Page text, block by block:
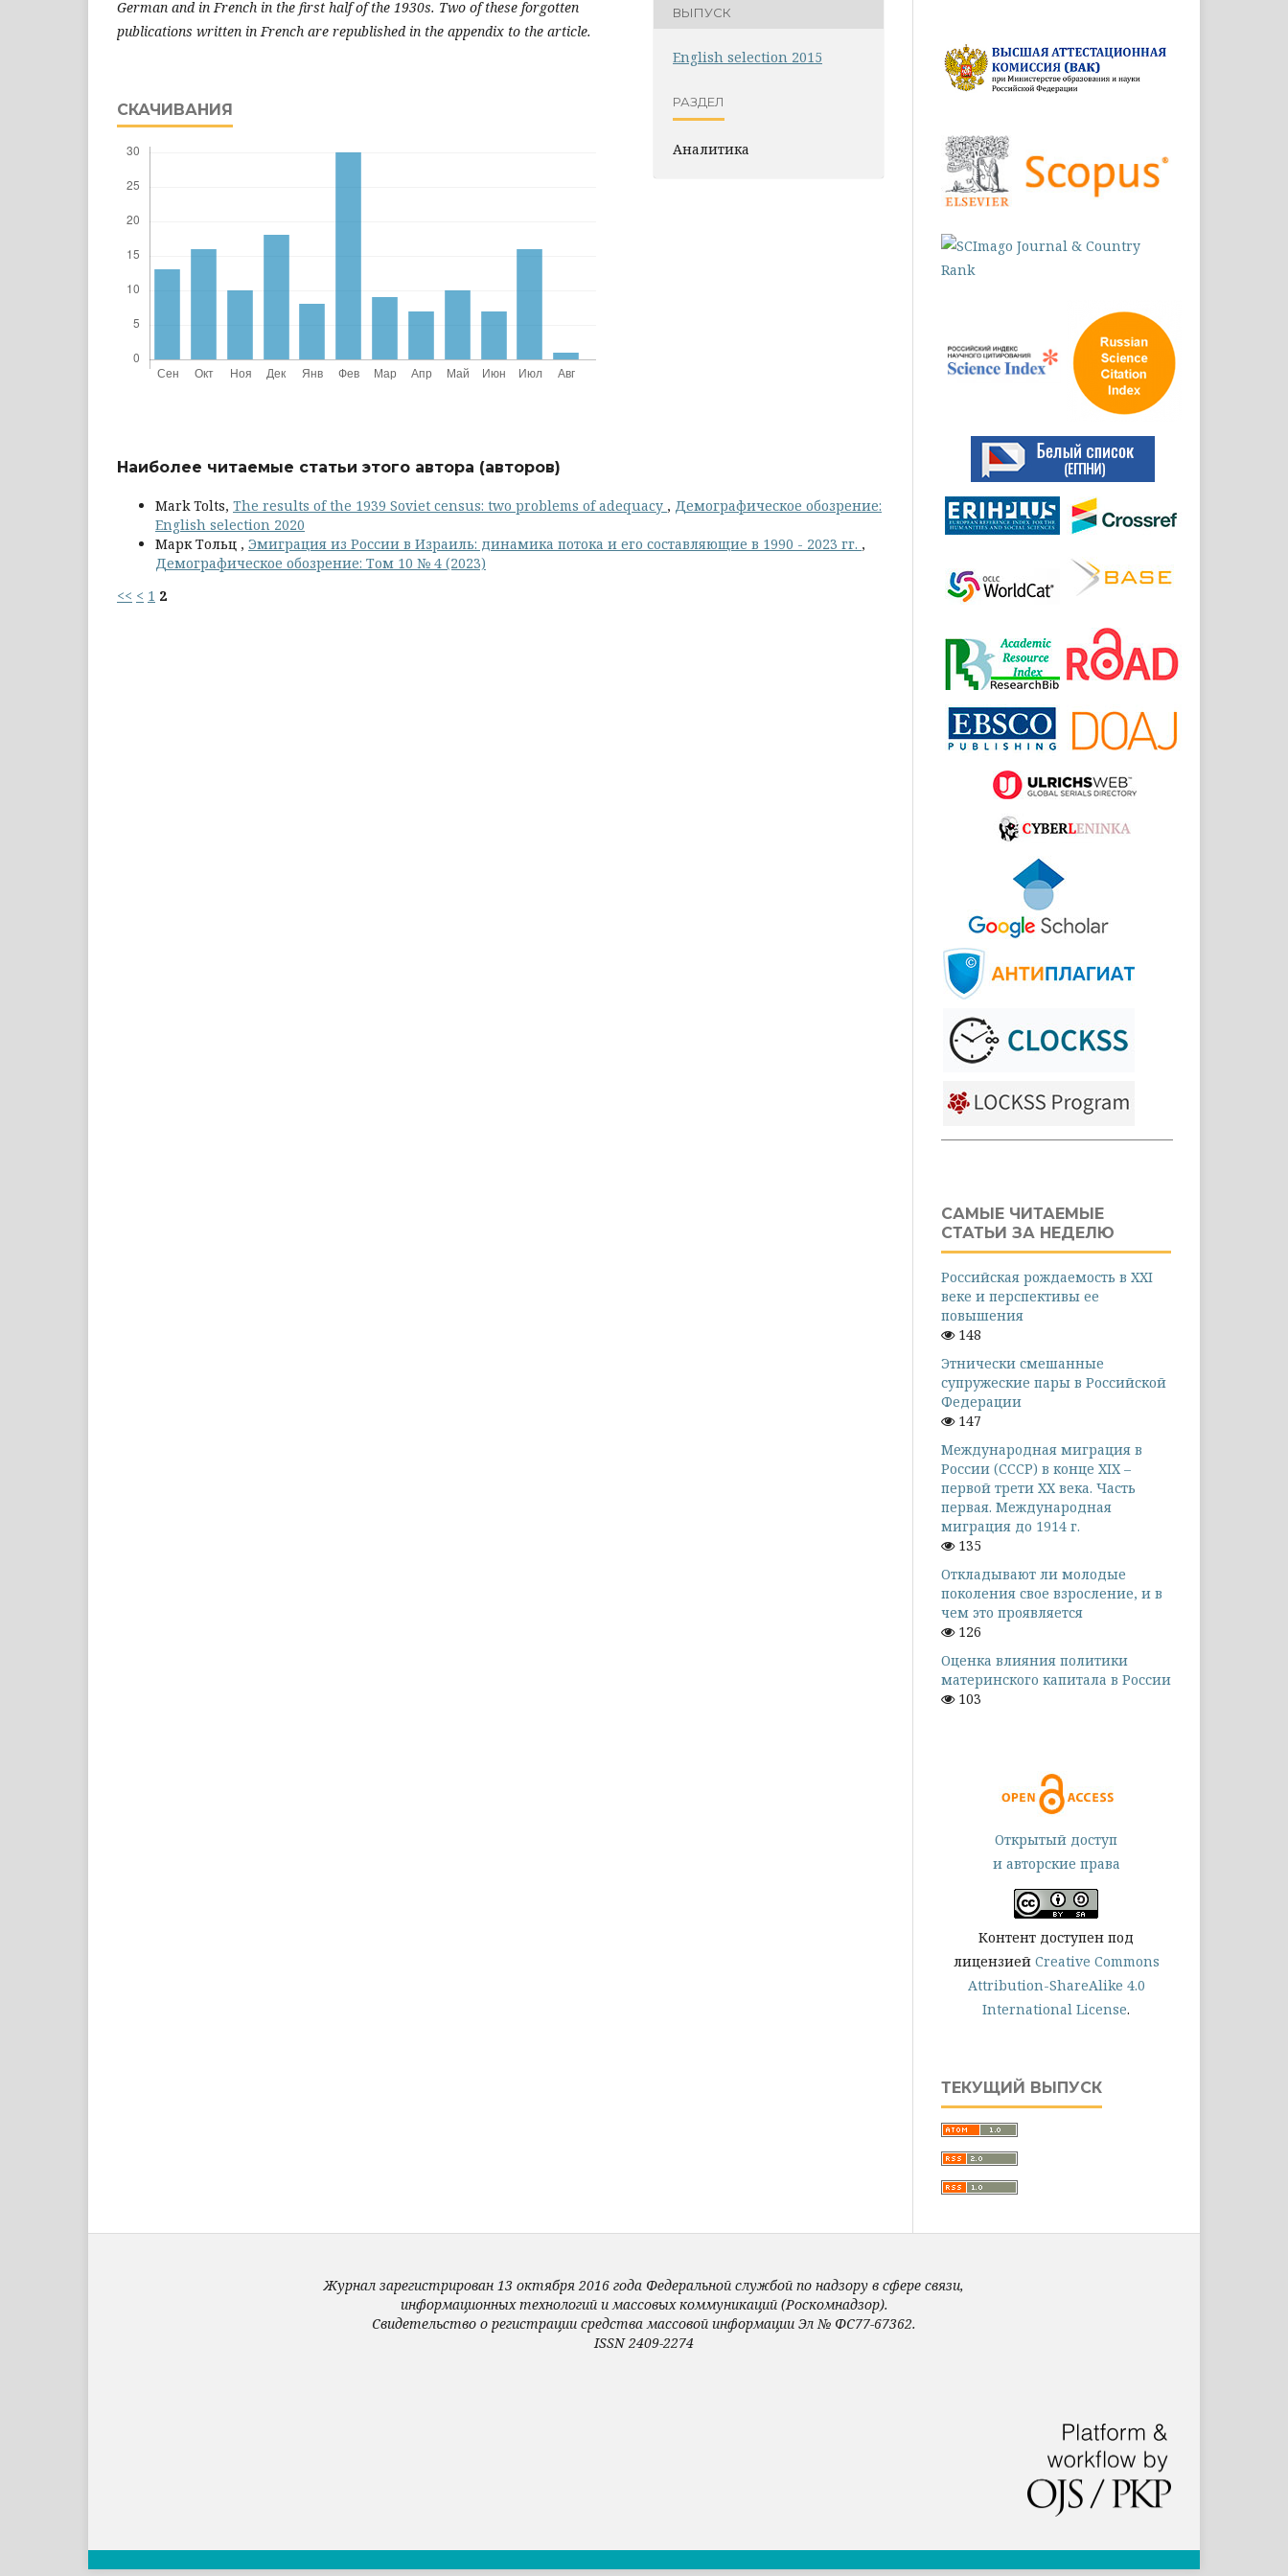
German and in French in the first half of the 1930s. Two of these forgotten
publications written in French are republished in the appendix to the article.
СКАЧИВАНИЯ
ВЫПУСК
English selection 2015
РАЗДЕЛ
Аналитика
Наиболее читаемые статьи этого автора (авторов)
Mark Tolts, The results of the 1939 Soviet census: two problems of adequacy , Демографическое обозрение:
English selection 2020
Марк Тольц , Эмиграция из России в Израиль: динамика потока и его составляющие в 1990 - 2023 гг. ,
Демографическое обозрение: Том 10 № 4 (2023)
<< < 1 2
САМЫЕ ЧИТАЕМЫЕ
СТАТЬИ ЗА НЕДЕЛЮ
Российская рождаемость в XXI
веке и перспективы ее
повышения
148
Этнически смешанные
супружеские пары в Российской
Федерации
147
Международная миграция в
России (СССР) в конце XIX –
первой трети XX века. Часть
первая. Международная
миграция до 1914 г.
135
Откладывают ли молодые
поколения свое взросление, и в
чем это проявляется
126
Оценка влияния политики
материнского капитала в России
103
Открытый доступ
и авторские права
Контент доступен под
лицензией Creative Commons
Attribution-ShareAlike 4.0
International License.
ТЕКУЩИЙ ВЫПУСК
Журнал зарегистрирован 13 октября 2016 года Федеральной службой по надзору в сфере связи,
информационных технологий и массовых коммуникаций (Роскомнадзор).
Свидетельство о регистрации средства массовой информации Эл № ФС77-67362.
ISSN 2409-2274